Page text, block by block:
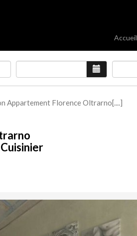
Accueil
Appartement Florence Oltrarno[....]